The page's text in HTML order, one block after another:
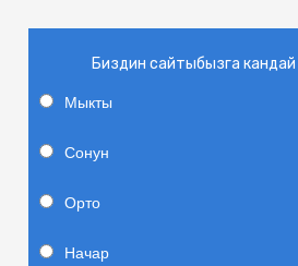
Биздин сайтыбызга
Мыкты
Сонун
Орто
Начар